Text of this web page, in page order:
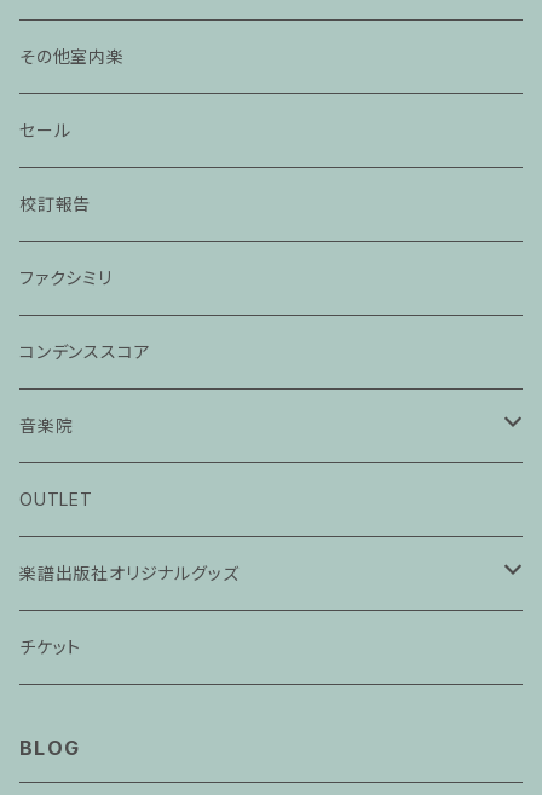
その他室内楽
セール
校訂報告
ファクシミリ
コンデンススコア
音楽院
ピアノ科３０分レッスン
ピアノ科４５分レッスン
家族割プラン
家族割適用プラン2
OUTLET
楽譜出版社オリジナルグッズ
アパレル
チケット
BLOG